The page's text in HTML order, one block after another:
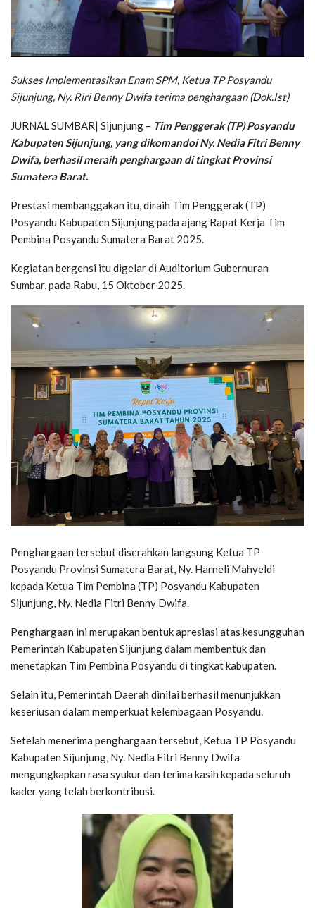
Sukses Implementasikan Enam SPM, Ketua TP Posyandu
Sijunjung, Ny. Riri Benny Dwifa terima penghargaan (Dok.Ist)
JURNAL SUMBAR| Sijunjung – Tim Penggerak (TP) Posyandu
Kabupaten Sijunjung, yang dikomandoi Ny. Nedia Fitri Benny
Dwifa, berhasil meraih penghargaan di tingkat Provinsi
Sumatera Barat.
Prestasi membanggakan itu, diraih Tim Penggerak (TP)
Posyandu Kabupaten Sijunjung pada ajang Rapat Kerja Tim
Pembina Posyandu Sumatera Barat 2025.
Kegiatan bergensi itu digelar di Auditorium Gubernuran
Sumbar, pada Rabu, 15 Oktober 2025.
Penghargaan tersebut diserahkan langsung Ketua TP
Posyandu Provinsi Sumatera Barat, Ny. Harneli Mahyeldi
kepada Ketua Tim Pembina (TP) Posyandu Kabupaten
Sijunjung, Ny. Nedia Fitri Benny Dwifa.
Penghargaan ini merupakan bentuk apresiasi atas kesungguhan
Pemerintah Kabupaten Sijunjung dalam membentuk dan
menetapkan Tim Pembina Posyandu di tingkat kabupaten.
Selain itu, Pemerintah Daerah dinilai berhasil menunjukkan
keseriusan dalam memperkuat kelembagaan Posyandu.
Setelah menerima penghargaan tersebut, Ketua TP Posyandu
Kabupaten Sijunjung, Ny. Nedia Fitri Benny Dwifa
mengungkapkan rasa syukur dan terima kasih kepada seluruh
kader yang telah berkontribusi.